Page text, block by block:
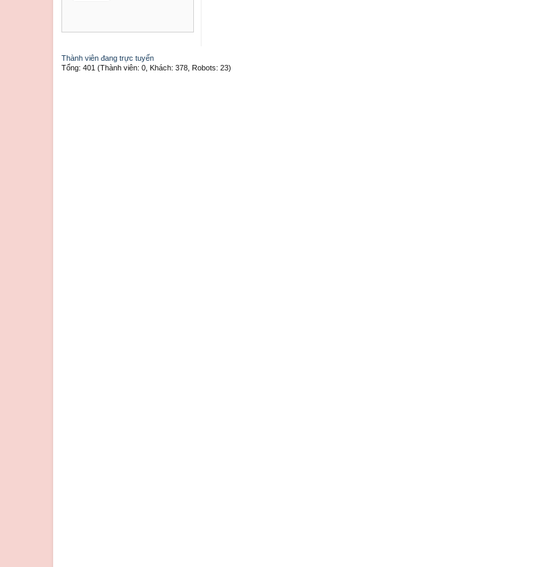
Thành viên đang trực tuyến
Tổng: 401 (Thành viên: 0, Khách: 378, Robots: 23)